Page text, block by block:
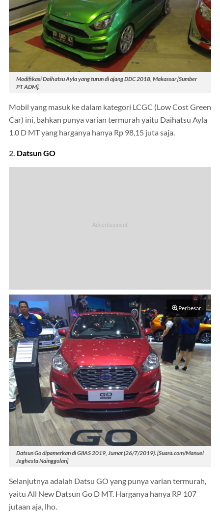
Modifikasi Daihatsu Ayla yang turun di ajang DDC 2018, Makassar [Sumber
PT ADM].
Mobil yang masuk ke dalam kategori LCGC (Low Cost Green
Car) ini, bahkan punya varian termurah yaitu Daihatsu Ayla
1.0 D MT yang harganya hanya Rp 98,15 juta saja.
2. Datsun GO
Perbesar
Datsun Go dipamerkan di GIIAS 2019, Jumat (26/7/2019). [Suara.com/Manuel
Jeghesta Nainggolan]
Selanjutnya adalah Datsu GO yang punya varian termurah,
yaitu All New Datsun Go D MT. Harganya hanya RP 107
jutaan aja, lho.